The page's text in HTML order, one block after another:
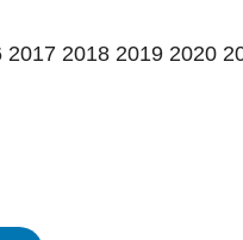
2018 2019 2020